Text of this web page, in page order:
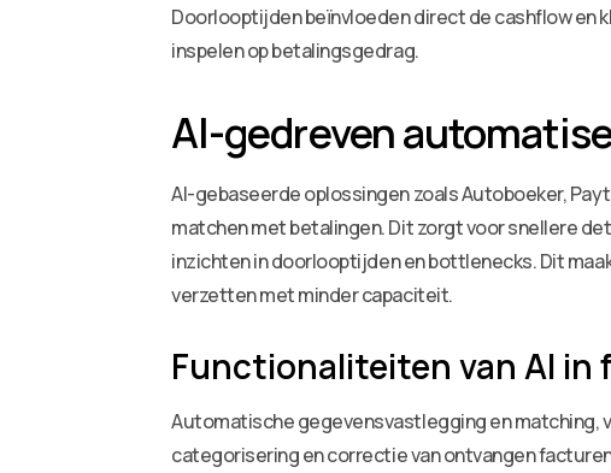
Doorlooptijden beïnvloeden direct de cashflow
inspelen op betalingsgedrag.
AI-gedreven
AI-gebaseerde oplossingen zoals Autoboeker,
matchen met betalingen. Dit zorgt voor snellere
inzichten in doorlooptijden en bottlenecks. Dit
verzetten met minder capaciteit.
Functionaliteiten van AI in
Automatische gegevensvastlegging en matching,
categorisering en correctie van ontvangen